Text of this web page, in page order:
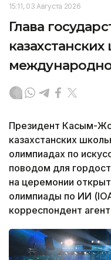
15:11, 03 Августа 2026
Глава
Президент Касым-
казахстанских
олимпиадах по
поводом для
на церемонии
олимпиады по ИИ
корреспондент